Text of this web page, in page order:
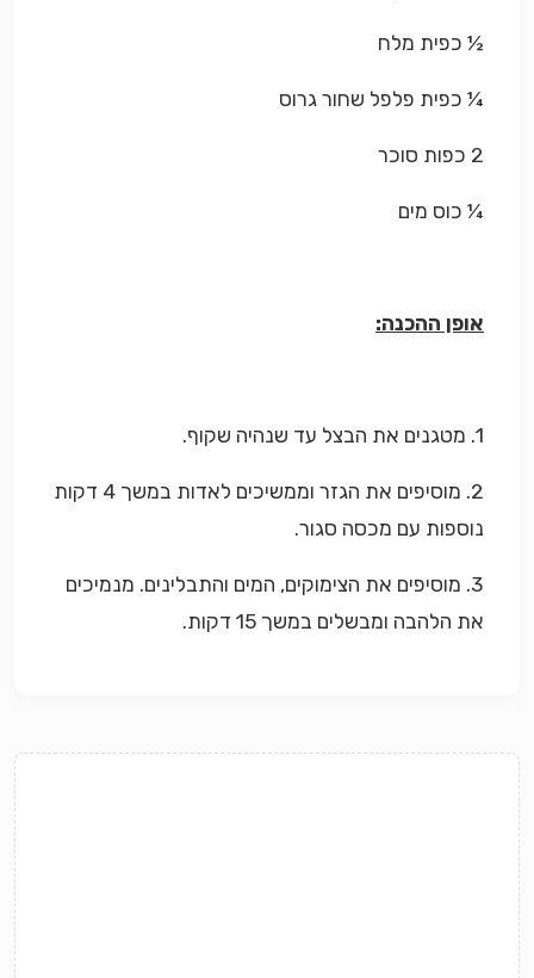
½ כפית מלח
¼ כפית פלפל שחור גרוס
2 כפות סוכר
¼ כוס מים
אופן ההכנה:
1. מטגנים את הבצל עד שנהיה שקוף.
2. מוסיפים את הגזר וממשיכים לאדות במשך 4 דקות
נוספות עם מכסה סגור.
3. מוסיפים את הצימוקים, המים והתבלינים. מנמיכים
את הלהבה ומבשלים במשך 15 דקות.